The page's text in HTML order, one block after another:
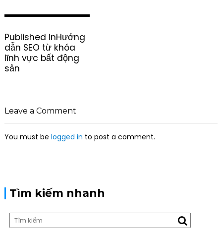
o
s
t
n
i
g
t
Published inHướng
dẫn SEO từ khóa
lĩnh vực bất động
sản
Leave a Comment
You must be logged in to post a comment.
Tìm kiếm nhanh